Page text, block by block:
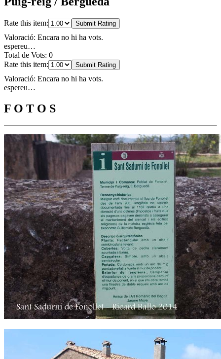
Rate this item: Submit Rating
Valoració: Encara no hi ha vots.
espereu…
Total de Vots: 0
Rate this item:
Submit Rating
Valoració: Encara no hi ha vots.
espereu…
F O T O S